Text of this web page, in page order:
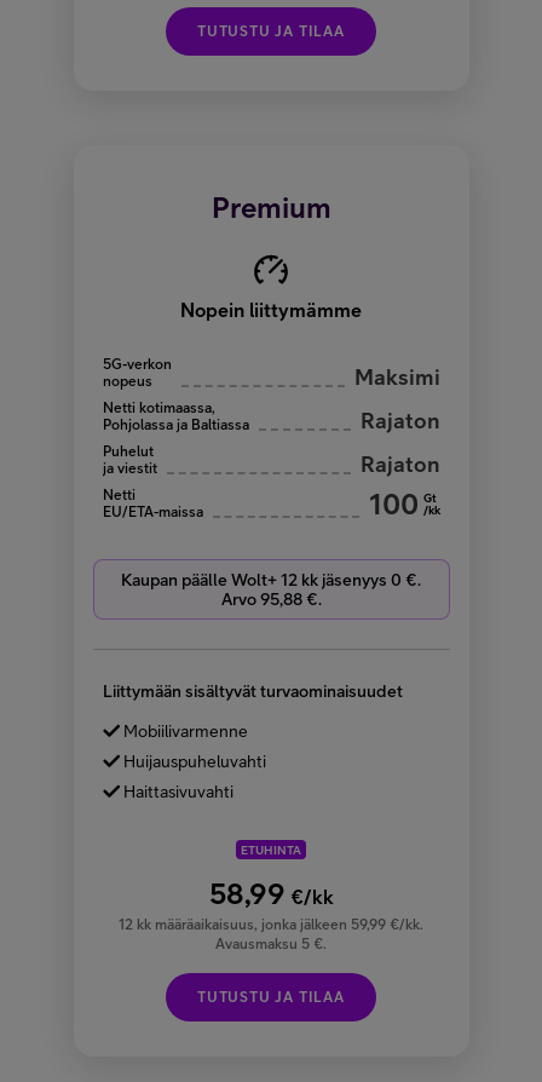
TUTUSTU JA TILAA
Premium
Nopein liittymämme
5G-verkon
nopeus
Maksimi
Netti kotimaassa,
Pohjolassa ja Baltiassa
Rajaton
Puhelut
ja viestit
Rajaton
Netti
EU/ETA-maissa
100 Gt
/kk
Kaupan päälle Wolt+ 12 kk jäsenyys 0 €.
Arvo 95,88 €.
Liittymään sisältyvät turvaominaisuudet
Mobiilivarmenne
Huijauspuheluvahti
Haittasivuvahti
ETUHINTA
58,99 €/kk
12 kk määräaikaisuus, jonka jälkeen 59,99 €/kk.
Avausmaksu 5 €.
TUTUSTU JA TILAA